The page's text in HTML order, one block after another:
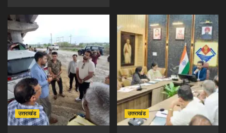
उत्तराखंड उत्तराखंड